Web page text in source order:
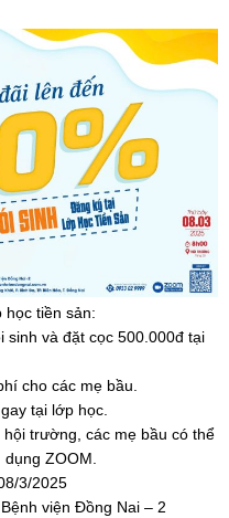
học tiền sản:
sinh và đặt cọc 500.000đ tại
cho các mẹ bầu.
tại lớp học.
trường, các mẹ bầu có thể
ZOOM.
3/2025
viện Đồng Nai – 2